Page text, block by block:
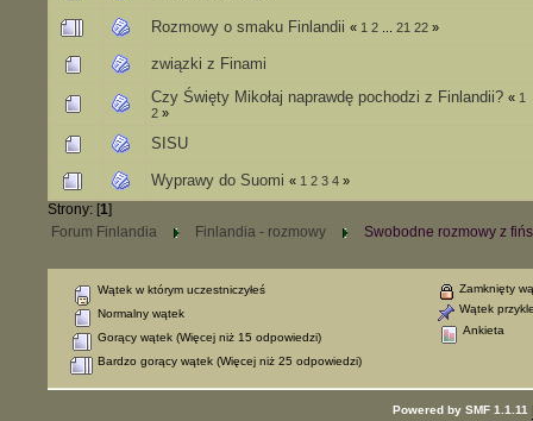
Rozmowy o smaku Finlandii « 1 2 21 22 »
związki z Finami
Czy Święty Mikołaj naprawdę pochodzi z Finlandii? « 1
2 »
SISU
Wyprawy do Suomi « 1 2 3 4 »
Strony: [1]
Forum Finlandia Finlandia - rozmowy Swobodne rozmowy z
Wątek w którym uczestniczyłeś
Normalny wątek
Gorący wątek (Więcej niż 15 odpowiedzi)
Bardzo gorący wątek (Więcej niż 25 odpowiedzi)
Zamknięty
Wątek
Ankieta
Powered by SMF 1.1.11